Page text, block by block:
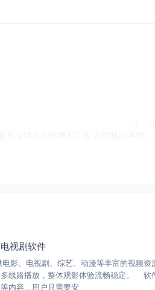
视剧软件
影、电视剧、综艺、动漫等丰富的视频资
线路播放，整体观影体验流畅稳定。 软
内容，用户只需要安